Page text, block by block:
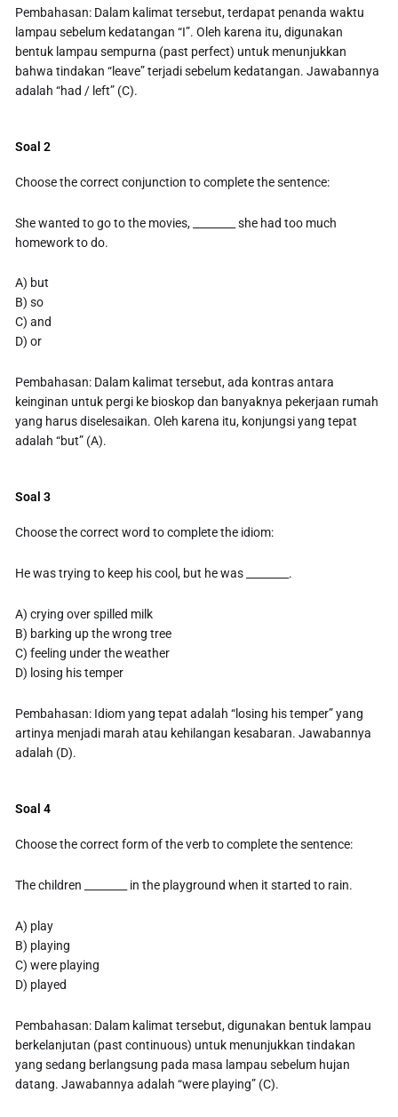
Pembahasan: Dalam kalimat tersebut, terdapat penanda waktu
lampau sebelum kedatangan “I”. Oleh karena itu, digunakan
bentuk lampau sempurna (past perfect) untuk menunjukkan
bahwa tindakan “leave” terjadi sebelum kedatangan. Jawabannya
adalah “had / left” (C).
Soal 2
Choose the correct conjunction to complete the sentence:
She wanted to go to the movies, ________ she had too much
homework to do.
A) but
B) so
C) and
D) or
Pembahasan: Dalam kalimat tersebut, ada kontras antara
keinginan untuk pergi ke bioskop dan banyaknya pekerjaan rumah
yang harus diselesaikan. Oleh karena itu, konjungsi yang tepat
adalah “but” (A).
Soal 3
Choose the correct word to complete the idiom:
He was trying to keep his cool, but he was ________.
A) crying over spilled milk
B) barking up the wrong tree
C) feeling under the weather
D) losing his temper
Pembahasan: Idiom yang tepat adalah “losing his temper” yang
artinya menjadi marah atau kehilangan kesabaran. Jawabannya
adalah (D).
Soal 4
Choose the correct form of the verb to complete the sentence:
The children ________ in the playground when it started to rain.
A) play
B) playing
C) were playing
D) played
Pembahasan: Dalam kalimat tersebut, digunakan bentuk lampau
berkelanjutan (past continuous) untuk menunjukkan tindakan
yang sedang berlangsung pada masa lampau sebelum hujan
datang. Jawabannya adalah “were playing” (C).